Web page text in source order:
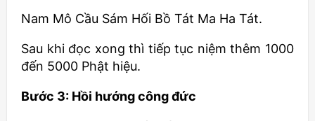
Nam Mô Cầu Sám Hối Bồ Tát Ma Ha Tát.
Sau khi đọc xong thì tiếp tục niệm thêm 1000
đến 5000 Phật hiệu.
Bước 3: Hồi hướng công đức